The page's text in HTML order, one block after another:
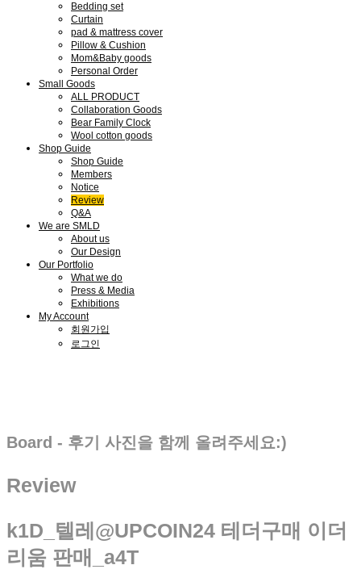
Bedding set
Curtain
pad & mattress cover
Pillow & Cushion
Mom&Baby goods
Personal Order
Small Goods
ALL PRODUCT
Collaboration Goods
Bear Family Clock
Wool cotton goods
Shop Guide
Shop Guide
Members
Notice
Review
Q&A
We are SMLD
About us
Our Design
Our Portfolio
What we do
Press & Media
Exhibitions
My Account
회원가입
로그인
Board - 후기 사진을 함께 올려주세요:)
Review
k1D_텔레@UPCOIN24 테더구매 이더
리움 판매_a4T